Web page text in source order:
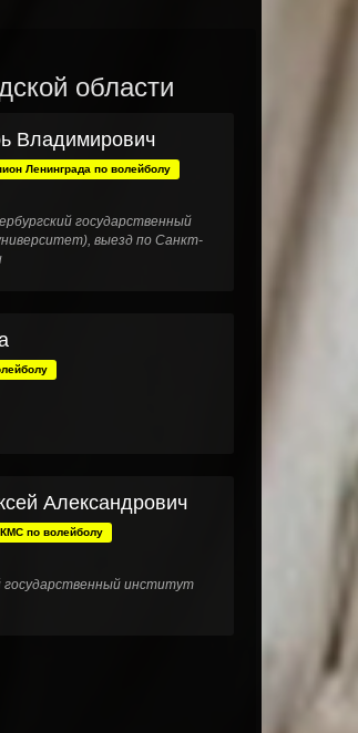
области
Владимирович
Ленинграда по волейболу
государственный
выезд по Санкт-
Александрович
по волейболу
институт